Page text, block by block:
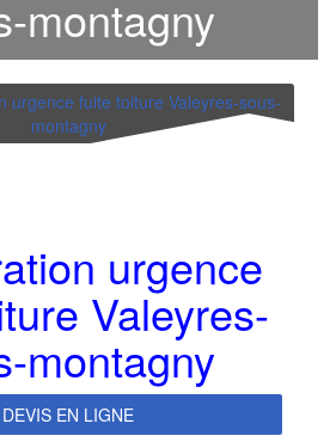
montagny
urgence fuite toiture Valeyres-sous-
montagny
urgence
Valeyres-
montagny
DEVIS EN LIGNE